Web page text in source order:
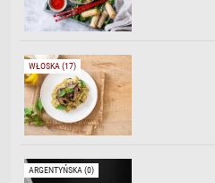
WŁOSKA (17)
ARGENTYŃSKA (0)